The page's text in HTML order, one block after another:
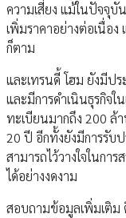
ความเสี่ยง แม้ในปัจจุบั
เพิ่มราคาอย่างต่อเนื่อ
ก็ตาม
และเทรนดี้ โฮม ยังมีป
และมีการดำเนินธุรกิจ
ทะเบียนมากถึง 200 ล้
20 ปี อีกทั้งยังมีการรับ
สามารถไว้วางใจในกา
ได้อย่างงดงาม
สอบถามข้อมูลเพิ่มเติม